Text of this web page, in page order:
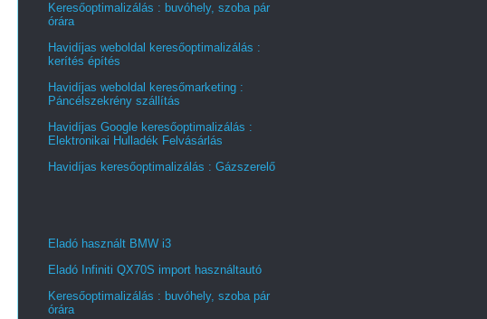
Keresőoptimalizálás : buvóhely, szoba pár
órára
Havidíjas weboldal keresőoptimalizálás :
kerítés építés
Havidíjas weboldal keresőmarketing :
Páncélszekrény szállítás
Havidíjas Google keresőoptimalizálás :
Elektronikai Hulladék Felvásárlás
Havidíjas keresőoptimalizálás : Gázszerelő
Eladó használt BMW i3
Eladó Infiniti QX70S import használtautó
Keresőoptimalizálás : buvóhely, szoba pár
órára